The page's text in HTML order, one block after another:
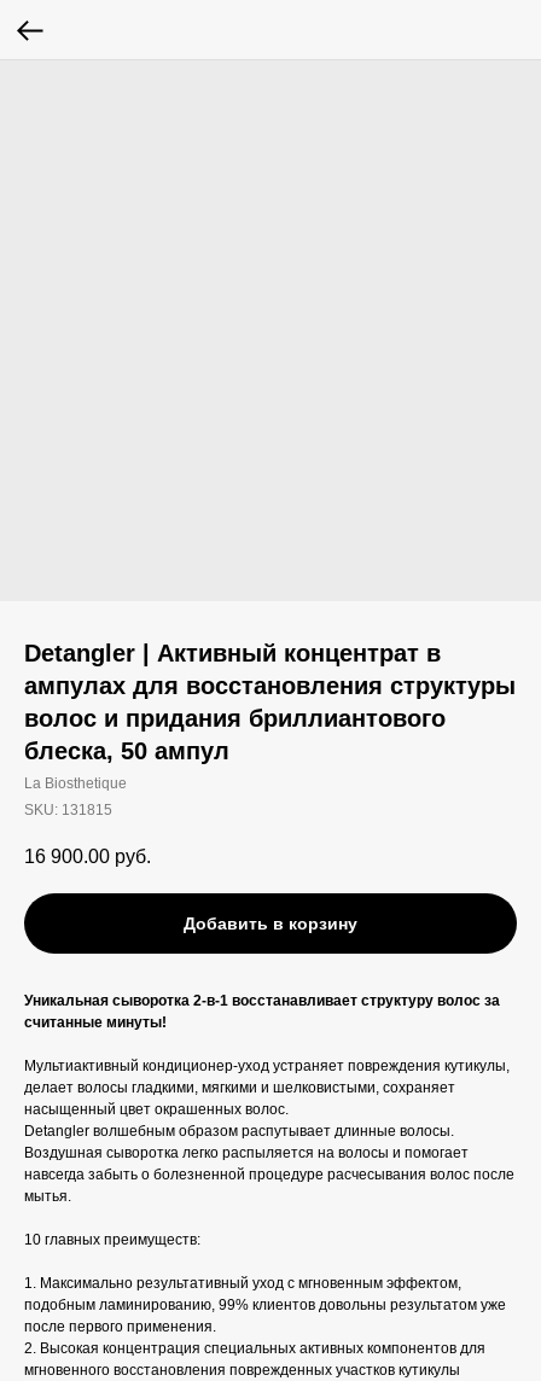
Detangler | Активный концентрат в
ампулах для восстановления структуры
волос и придания бриллиантового
блеска, 50 ампул
La Biosthetique
SKU: 131815
16 900.00 руб.
Добавить в корзину
Уникальная сыворотка 2-в-1 восстанавливает структуру волос за
считанные минуты!
Мультиактивный кондиционер-уход устраняет повреждения кутикулы,
делает волосы гладкими, мягкими и шелковистыми, сохраняет
насыщенный цвет окрашенных волос.
Detangler волшебным образом распутывает длинные волосы.
Воздушная сыворотка легко распыляется на волосы и помогает
навсегда забыть о болезненной процедуре расчесывания волос после
мытья.
10 главных преимуществ:
1. Максимально результативный уход с мгновенным эффектом,
подобным ламинированию, 99% клиентов довольны результатом уже
после первого применения.
2. Высокая концентрация специальных активных компонентов для
мгновенного восстановления поврежденных участков кутикулы